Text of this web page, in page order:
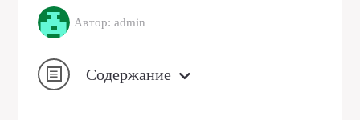
Автор: admin
Содержание